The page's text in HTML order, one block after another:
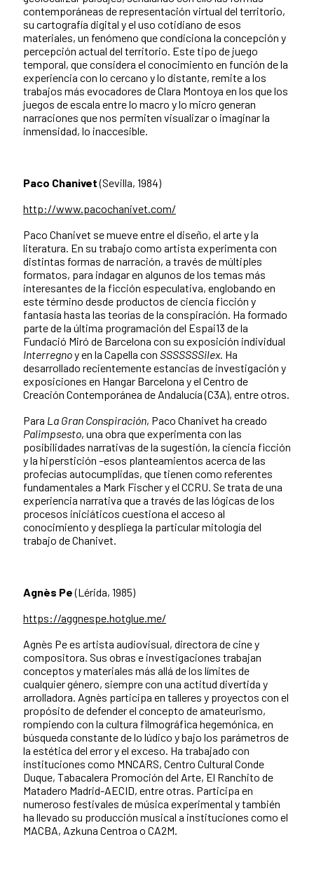
contemporáneas de representación virtual del territorio,
su cartografía digital y el uso cotidiano de esos
materiales, un fenómeno que condiciona la concepción y
percepción actual del territorio. Este tipo de juego
temporal, que considera el conocimiento en función de la
experiencia con lo cercano y lo distante, remite a los
trabajos más evocadores de Clara Montoya en los que los
juegos de escala entre lo macro y lo micro generan
narraciones que nos permiten visualizar o imaginar la
inmensidad, lo inaccesible.
Paco Chanivet(Sevilla, 1984)
http://www.pacochanivet.com/
Paco Chanivet se mueve entre el diseño, el arte y la
literatura. En su trabajo como artista experimenta con
distintas formas de narración, a través de múltiples
formatos, para indagar en algunos de los temas más
interesantes de la ficción especulativa, englobando en
este término desde productos de ciencia ficción y
fantasía hasta las teorías de la conspiración. Ha formado
parte de la última programación del Espai13 de la
Fundació Miró de Barcelona con su exposición individual
Interregnoy en la Capella con SSSSSSSilex. Ha
desarrollado recientemente estancias de investigación y
exposiciones en Hangar Barcelona y el Centro de
Creación Contemporánea de Andalucía (C3A), entre otros.
Para La Gran Conspiración, Paco Chanivet ha creado
Palimpsesto, una obra que experimenta con las
posibilidades narrativas de la sugestión, la ciencia ficción
y la hiperstición –esos planteamientos acerca de las
profecías autocumplidas, que tienen como referentes
fundamentales a Mark Fischer y el CCRU. Se trata de una
experiencia narrativa que a través de las lógicas de los
procesos iniciáticos cuestiona el acceso al
conocimiento y despliega la particular mitología del
trabajo de Chanivet.
Agnès Pe(Lérida, 1985)
https://aggnespe.hotglue.me/
Agnès Pe es artista audiovisual, directora de cine y
compositora. Sus obras e investigaciones trabajan
conceptos y materiales más allá de los límites de
cualquier género, siempre con una actitud divertida y
arrolladora. Agnès participa en talleres y proyectos con el
propósito de defender el concepto de amateurismo,
rompiendo con la cultura filmográfica hegemónica, en
búsqueda constante de lo lúdico y bajo los parámetros de
la estética del error y el exceso. Ha trabajado con
instituciones como MNCARS, Centro Cultural Conde
Duque, Tabacalera Promoción del Arte, El Ranchito de
Matadero Madrid-AECID, entre otras. Participa en
numeroso festivales de música experimental y también
ha llevado su producción musical a instituciones como el
MACBA, Azkuna Centroa o CA2M.